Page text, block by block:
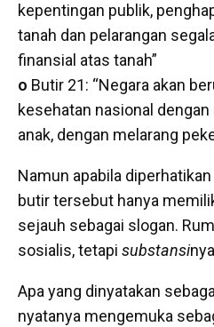
kepentingan publik,
tanah dan pelarangan
finansial atas tanah”
o Butir 21: “Negara akan
kesehatan nasional
anak, dengan melarang
Namun apabila
butir tersebut hanya
sejauh sebagai slogan.
sosialis, tetapi substansi
Apa yang dinyatakan
nyatanya mengemuka